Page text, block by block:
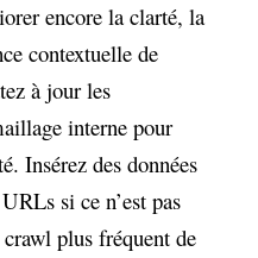
encore la clarté, la
contextuelle de
à jour les
interne pour
Insérez des données
si ce n’est pas
plus fréquent de